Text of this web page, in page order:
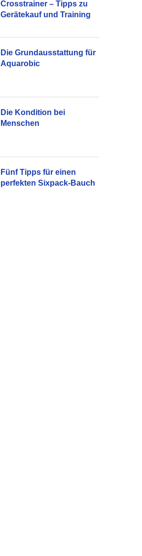
Crosstrainer – Tipps zu
Gerätekauf und Training
Die Grundausstattung für
Aquarobic
Die Kondition bei
Menschen
Fünf Tipps für einen
perfekten Sixpack-Bauch